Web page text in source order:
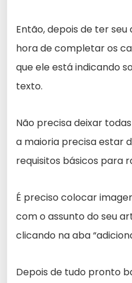
Então, depois de ter
hora de completar os
que ele está indicando
texto.
Não precisa deixar
a maioria precisa estar
requisitos básicos para
É preciso colocar
com o assunto do seu
clicando na aba
Depois de tudo pronto